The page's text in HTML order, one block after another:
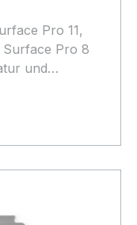
Pro 11,
Pro 8
und